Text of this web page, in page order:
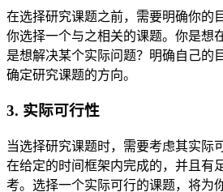
在选择研究课题之前，需要明确你的
你选择一个与之相关的课题。你是想
是想解决某个实际问题？明确自己的
确定研究课题的方向。
3. 实际可行性
当选择研究课题时，需要考虑其实际
在给定的时间框架内完成的，并且有
考。选择一个实际可行的课题，将为